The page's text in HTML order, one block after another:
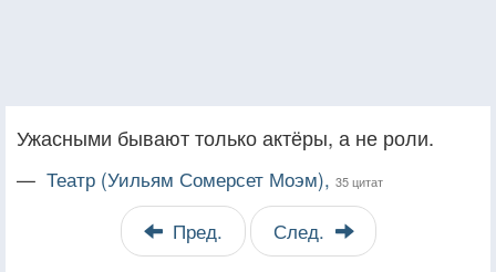
Ужасными бывают только актёры, а не роли.
— Театр (Уильям Сомерсет Моэм), 35 цитат
Пред. След.